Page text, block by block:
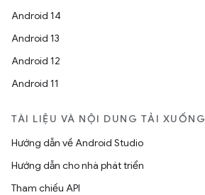
Android 14
Android 13
Android 12
Android 11
TÀI LIỆU VÀ NỘI DUNG TẢI XUỐNG
Hướng dẫn về Android Studio
Hướng dẫn cho nhà phát triển
Tham chiếu API